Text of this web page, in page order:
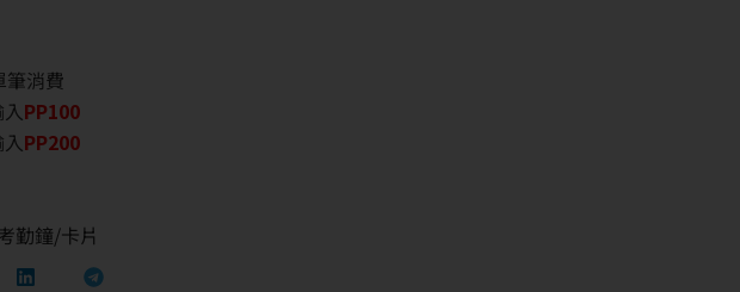
消費
PP100
PP200
勤鐘/卡片